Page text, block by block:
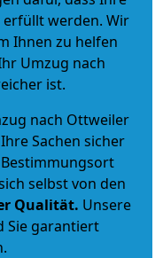
werden. Wir
Ihnen zu helfen
Umzug nach
ist.
nach Ottweiler
Sachen sicher
selbst von den
Qualität. Unsere
Sie garantiert